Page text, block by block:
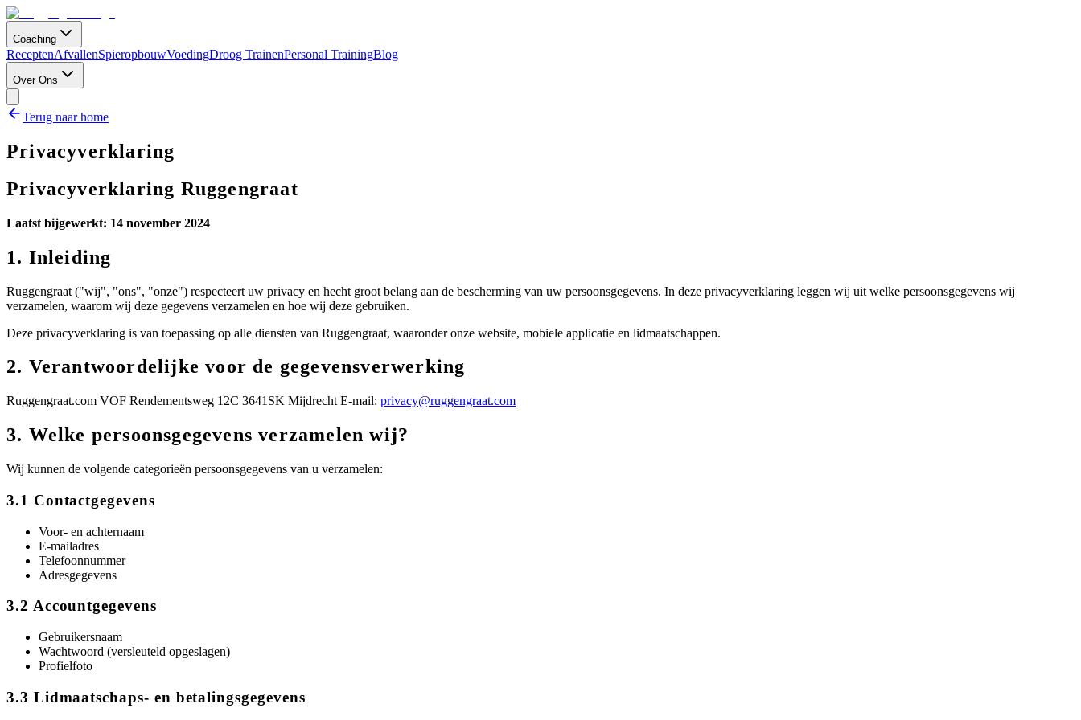
Coaching
ReceptenAfvallenSpieropbouwVoedingDroog TrainenPersonal TrainingBlog
Over Ons
Terug naar home
Privacyverklaring
Privacyverklaring Ruggengraat
Laatst bijgewerkt: 14 november 2024
1. Inleiding
Ruggengraat ("wij", "ons", "onze") respecteert uw privacy en hecht groot belang aan de bescherming van uw persoonsgegevens. In deze privacyverklaring leggen wij uit welke persoonsgegevens wij
verzamelen, waarom wij deze gegevens verzamelen en hoe wij deze gebruiken.
Deze privacyverklaring is van toepassing op alle diensten van Ruggengraat, waaronder onze website, mobiele applicatie en lidmaatschappen.
2. Verantwoordelijke voor de gegevensverwerking
Ruggengraat.com VOF Rendementsweg 12C 3641SK Mijdrecht E-mail: privacy@ruggengraat.com
3. Welke persoonsgegevens verzamelen wij?
Wij kunnen de volgende categorieën persoonsgegevens van u verzamelen:
3.1 Contactgegevens
Voor- en achternaam
E-mailadres
Telefoonnummer
Adresgegevens
3.2 Accountgegevens
Gebruikersnaam
Wachtwoord (versleuteld opgeslagen)
Profielfoto
3.3 Lidmaatschaps- en betalingsgegevens